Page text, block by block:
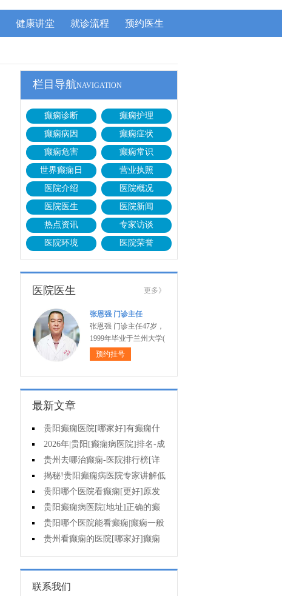
健康讲堂 就诊流程 预约医生
栏目导航NAVIGATION
癫痫诊断
癫痫护理
癫痫病因
癫痫症状
癫痫危害
癫痫常识
世界癫痫日
营业执照
医院介绍
医院概况
医院医生
医院新闻
热点资讯
专家访谈
医院环境
医院荣誉
医院医生 更多》
张恩强 门诊主任
张恩强 门诊主任47岁，
1999年毕业于兰州大学(
预约挂号
最新文章
贵阳癫痫医院[哪家好]有癫痫什
么不能吃什么药?
2026年|贵阳[癫痫病医院]排名-成
人癫痫急救措施护理
贵州去哪治癫痫-医院排行榜[详
细排名]癫痫病人可以吃什么食物?
揭秘!贵阳癫痫病医院专家讲解低
血糖会抽搐吗?
贵阳哪个医院看癫痫[更好]原发
性母猪疯能治好吗?
贵阳癫痫病医院[地址]正确的癫
痫护理是什么?
贵阳哪个医院能看癫痫|癫痫一般
会出现哪些症状?
贵州看癫痫的医院[哪家好]癫痫
的成因有哪些?
联系我们